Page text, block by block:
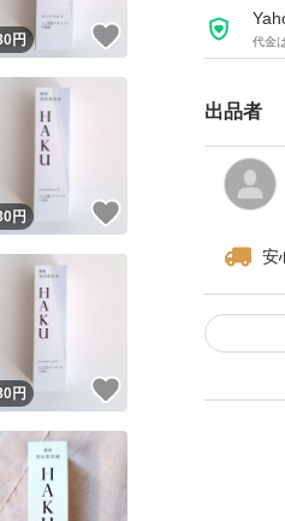
代金
出品者
安
！
円
！
円
！
円